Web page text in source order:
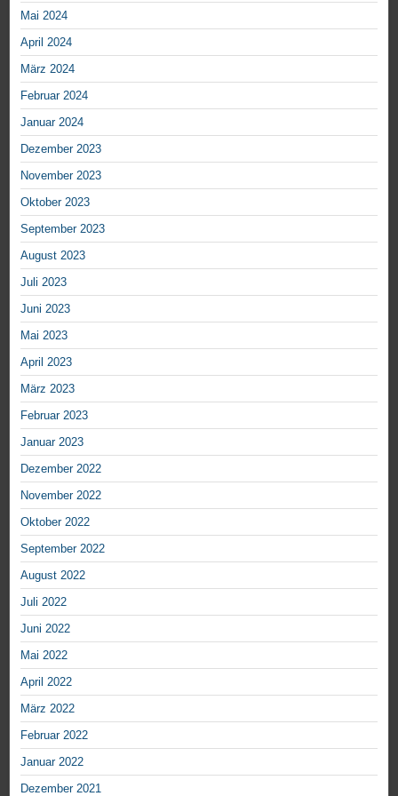
Mai 2024
April 2024
März 2024
Februar 2024
Januar 2024
Dezember 2023
November 2023
Oktober 2023
September 2023
August 2023
Juli 2023
Juni 2023
Mai 2023
April 2023
März 2023
Februar 2023
Januar 2023
Dezember 2022
November 2022
Oktober 2022
September 2022
August 2022
Juli 2022
Juni 2022
Mai 2022
April 2022
März 2022
Februar 2022
Januar 2022
Dezember 2021